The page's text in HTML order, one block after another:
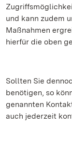
und kann zudem
Maßnahmen
hierfür die oben
Sollten Sie
benötigen, so
genannten
auch jederzeit